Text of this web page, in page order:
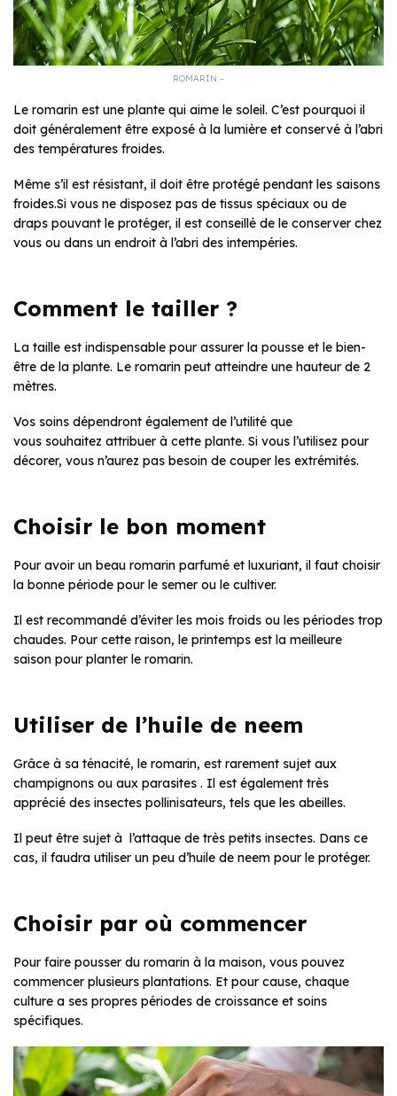
ROMARIN –
Le romarin est une plante qui aime le soleil. C’est pourquoi il
doit généralement être exposé à la lumière et conservé à l’abri
des températures froides.
Même s’il est résistant, il doit être protégé pendant les saisons
froides.Si vous ne disposez pas de tissus spéciaux ou de
draps pouvant le protéger, il est conseillé de le conserver chez
vous ou dans un endroit à l’abri des intempéries.
Comment le tailler ?
La taille est indispensable pour assurer la pousse et le bien-
être de la plante. Le romarin peut atteindre une hauteur de 2
mètres.
Vos soins dépendront également de l’utilité que
vous souhaitez attribuer à cette plante. Si vous l’utilisez pour
décorer, vous n’aurez pas besoin de couper les extrémités.
Choisir le bon moment
Pour avoir un beau romarin parfumé et luxuriant, il faut choisir
la bonne période pour le semer ou le cultiver.
Il est recommandé d’éviter les mois froids ou les périodes trop
chaudes. Pour cette raison, le printemps est la meilleure
saison pour planter le romarin.
Utiliser de l’huile de neem
Grâce à sa ténacité, le romarin, est rarement sujet aux
champignons ou aux parasites . Il est également très
apprécié des insectes pollinisateurs, tels que les abeilles.
Il peut être sujet à l’attaque de très petits insectes. Dans ce
cas, il faudra utiliser un peu d’huile de neem pour le protéger.
Choisir par où commencer
Pour faire pousser du romarin à la maison, vous pouvez
commencer plusieurs plantations. Et pour cause, chaque
culture a ses propres périodes de croissance et soins
spécifiques.